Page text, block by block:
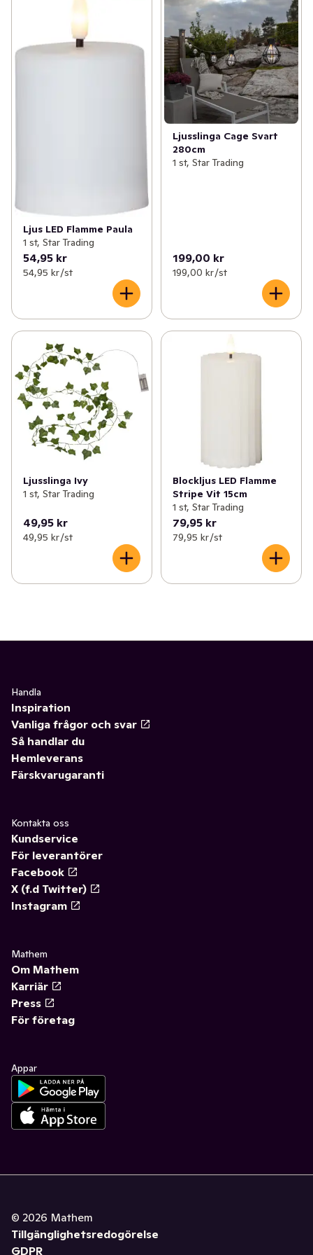
Ljus LED Flamme Paula
1 st, Star Trading
54,95 kr
54,95 kr /st
Ljusslinga Cage Svart
280cm
1 st, Star Trading
199,00 kr
199,00 kr /st
Ljusslinga Ivy
1 st, Star Trading
49,95 kr
49,95 kr /st
Blockljus LED Flamme
Stripe Vit 15cm
1 st, Star Trading
79,95 kr
79,95 kr /st
Handla
Inspiration
Vanliga frågor och svar
Så handlar du
Hemleverans
Färskvarugaranti
Kontakta oss
Kundservice
För leverantörer
Facebook
X (f.d Twitter)
Instagram
Mathem
Om Mathem
Karriär
Press
För företag
Appar
© 2026 Mathem
Tillgänglighetsredogörelse
GDPR